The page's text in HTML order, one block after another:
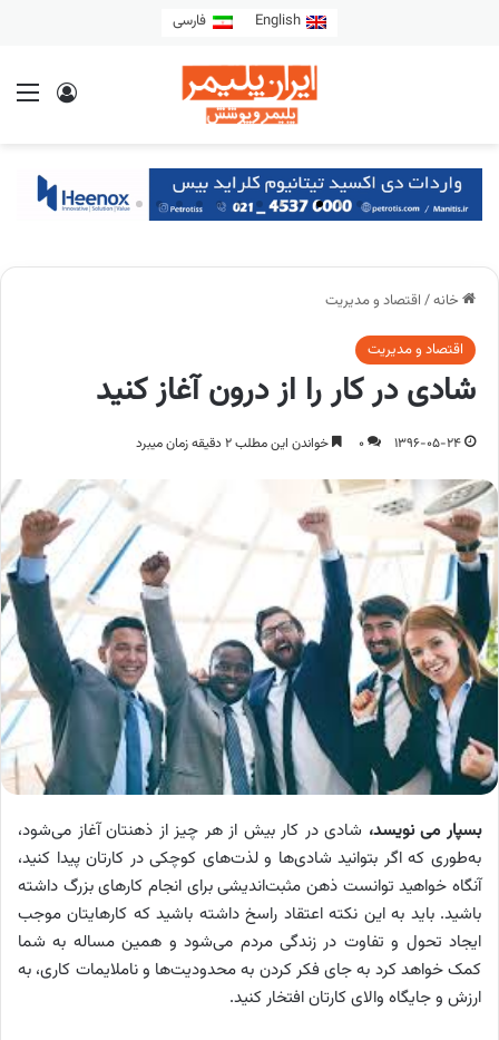
English فارسی
خانه/ اقتصاد و مدیریت
اقتصاد و مدیریت
شادی در کار را از درون آغاز کنید
1396-05-24
0 خواندن این مطلب 2 دقیقه زمان میبرد
بسپار می نویسد، شادی در کار بیش از هر چیز از ذهنتان آغاز می‌شود،
به‌طوری که اگر بتوانید شادی‌ها و لذت‌های کوچکی در کارتان پیدا کنید،
آنگاه خواهید توانست ذهن مثبت‌اندیشی برای انجام کارهای بزرگ داشته
باشید. باید به این نکته اعتقاد راسخ داشته باشید که کارهایتان موجب
ایجاد تحول و تفاوت در زندگی مردم می‌شود و همین مساله به شما
کمک خواهد کرد به جای فکر کردن به محدودیت‌ها و ناملایمات کاری، به
ارزش و جایگاه والای کارتان افتخار کنید.